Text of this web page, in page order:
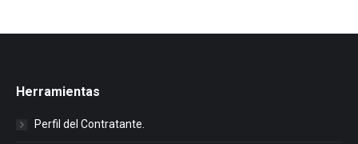
Herramientas
Perfil del Contratante.